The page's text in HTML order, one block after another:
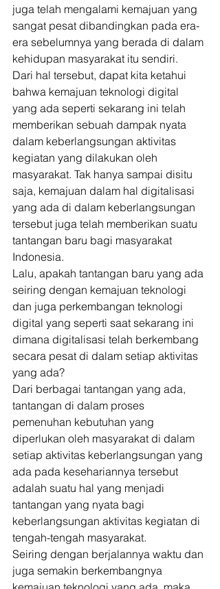
juga telah mengalami kemajuan yang
sangat pesat dibandingkan pada era-
era sebelumnya yang berada di dalam
kehidupan masyarakat itu sendiri.
Dari hal tersebut, dapat kita ketahui
bahwa kemajuan teknologi digital
yang ada seperti sekarang ini telah
memberikan sebuah dampak nyata
dalam keberlangsungan aktivitas
kegiatan yang dilakukan oleh
masyarakat. Tak hanya sampai disitu
saja, kemajuan dalam hal digitalisasi
yang ada di dalam keberlangsungan
tersebut juga telah memberikan suatu
tantangan baru bagi masyarakat
Indonesia.
Lalu, apakah tantangan baru yang ada
seiring dengan kemajuan teknologi
dan juga perkembangan teknologi
digital yang seperti saat sekarang ini
dimana digitalisasi telah berkembang
secara pesat di dalam setiap aktivitas
yang ada?
Dari berbagai tantangan yang ada,
tantangan di dalam proses
pemenuhan kebutuhan yang
diperlukan oleh masyarakat di dalam
setiap aktivitas keberlangsungan yang
ada pada kesehariannya tersebut
adalah suatu hal yang menjadi
tantangan yang nyata bagi
keberlangsungan aktivitas kegiatan di
tengah-tengah masyarakat.
Seiring dengan berjalannya waktu dan
juga semakin berkembangnya